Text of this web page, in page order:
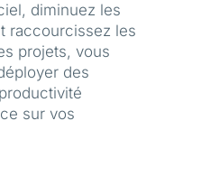
diminuez les
raccourcissez les
projets, vous
des
sur vos